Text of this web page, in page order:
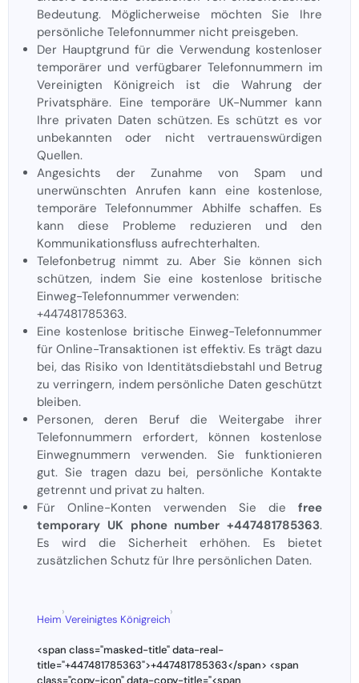
Bedeutung. Möglicherweise möchten Sie Ihre
persönliche Telefonnummer nicht preisgeben.
Der Hauptgrund für die Verwendung kostenloser
temporärer und verfügbarer Telefonnummern im
Vereinigten Königreich ist die Wahrung der
Privatsphäre. Eine temporäre UK-Nummer kann
Ihre privaten Daten schützen. Es schützt es vor
unbekannten oder nicht vertrauenswürdigen
Quellen.
Angesichts der Zunahme von Spam und
unerwünschten Anrufen kann eine kostenlose,
temporäre Telefonnummer Abhilfe schaffen. Es
kann diese Probleme reduzieren und den
Kommunikationsfluss aufrechterhalten.
Telefonbetrug nimmt zu. Aber Sie können sich
schützen, indem Sie eine kostenlose britische
Einweg-Telefonnummer verwenden:
+447481785363.
Eine kostenlose britische Einweg-Telefonnummer
für Online-Transaktionen ist effektiv. Es trägt dazu
bei, das Risiko von Identitätsdiebstahl und Betrug
zu verringern, indem persönliche Daten geschützt
bleiben.
Personen, deren Beruf die Weitergabe ihrer
Telefonnummern erfordert, können kostenlose
Einwegnummern verwenden. Sie funktionieren
gut. Sie tragen dazu bei, persönliche Kontakte
getrennt und privat zu halten.
Für Online-Konten verwenden Sie die free
temporary UK phone number +447481785363.
Es wird die Sicherheit erhöhen. Es bietet
zusätzlichen Schutz für Ihre persönlichen Daten.
Heim
›
Vereinigtes Königreich
›
<span class="masked-title" data-real-
title="+447481785363">+447481785363</span> <span
class="copy-icon" data-copy-title="<span